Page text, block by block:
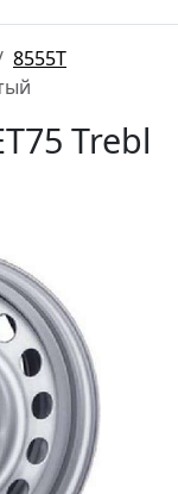
8555T
Trebl